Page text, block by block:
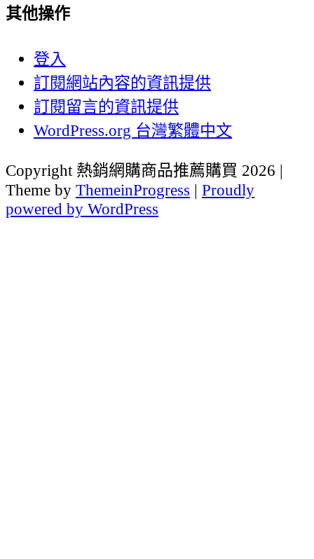
其他操作
登入
訂閱網站內容的資訊提供
訂閱留言的資訊提供
WordPress.org 台灣繁體中文
Copyright 熱銷網購商品推薦購買 2026 |
Theme by ThemeinProgress | Proudly
powered by WordPress